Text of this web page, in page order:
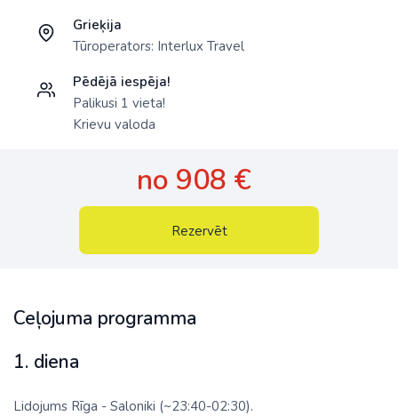
Ceļojuma programma
1. diena
Lidojums Rīga - Saloniki (~23:40-02:30).
Grieķija
Tūroperators: Interlux Travel
Pēdējā iespēja!
Palikusi 1 vieta!
Krievu valoda
no 908 €
Rezervēt